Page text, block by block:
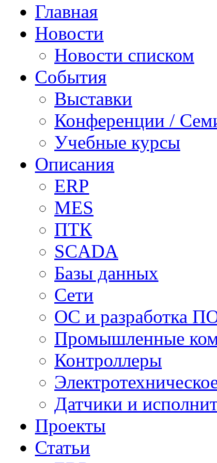
Главная
Новости
Новости списком
События
Выставки
Конференции /
Учебные курсы
Описания
ERP
MES
ПТК
SCADA
Базы данных
Сети
ОС и разработка
Промышленные
Контроллеры
Датчики и
Проекты
Статьи